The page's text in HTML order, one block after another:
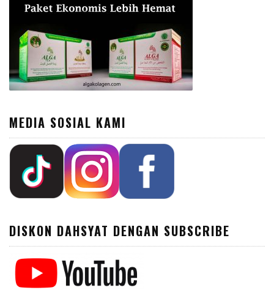
MEDIA SOSIAL KAMI
DISKON DAHSYAT DENGAN SUBSCRIBE